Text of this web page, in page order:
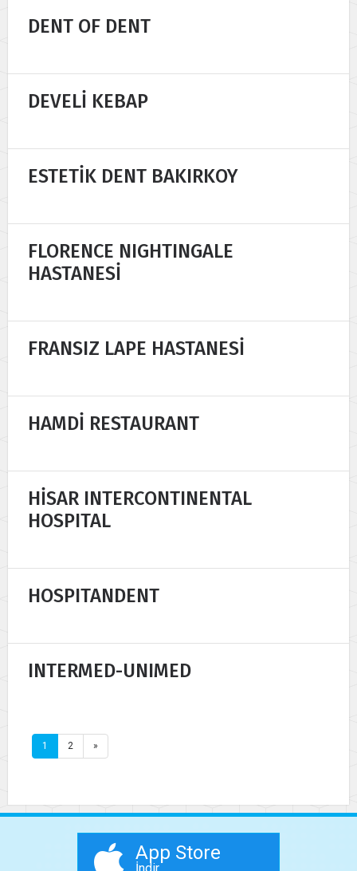
DENT OF DENT
DEVELİ KEBAP
ESTETİK DENT BAKIRKOY
FLORENCE NIGHTINGALE
HASTANESİ
FRANSIZ LAPE HASTANESİ
HAMDİ RESTAURANT
HİSAR INTERCONTINENTAL
HOSPITAL
HOSPITANDENT
INTERMED-UNIMED
1 2 »
App Store